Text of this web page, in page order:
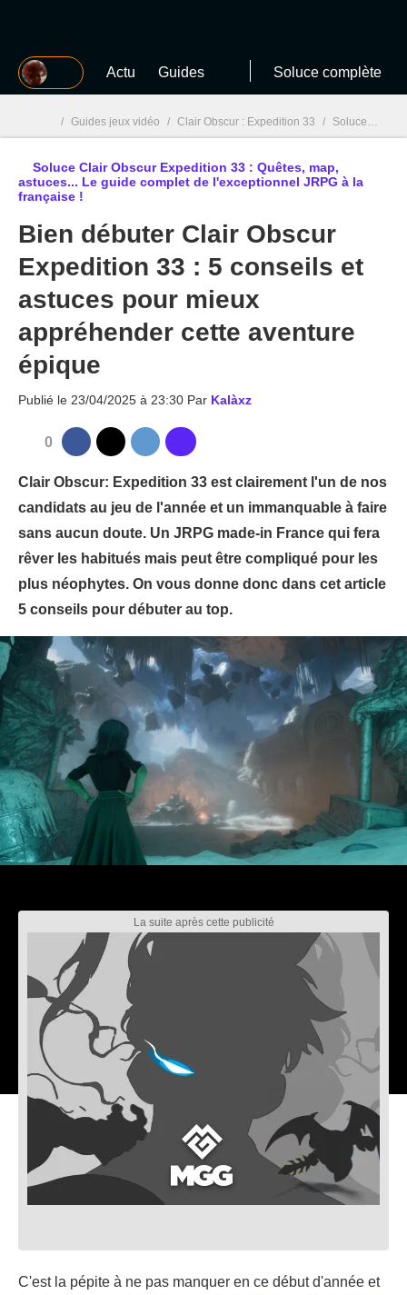
MGG Actu Guides Soluce complète
MGG
/ Guides jeux vidéo / Clair Obscur : Expedition 33 / Soluce Clair Obscur Expedition 33 : Quêtes, map, astuces... Le guide complet de l'exceptionnel JRPG à la française !
Soluce Clair Obscur Expedition 33 : Quêtes, map,
astuces... Le guide complet de l'exceptionnel JRPG à la
française !
Bien débuter Clair Obscur
Expedition 33 : 5 conseils et
astuces pour mieux
appréhender cette aventure
épique
Publié le 23/04/2025 à 23:30 Par Kalàxz
0
Clair Obscur: Expedition 33 est clairement l'un de nos
candidats au jeu de l'année et un immanquable à faire
sans aucun doute. Un JRPG made-in France qui fera
rêver les habitués mais peut être compliqué pour les
plus néophytes. On vous donne donc dans cet article
5 conseils pour débuter au top.
C'est la pépite à ne pas manquer en ce début d'année et